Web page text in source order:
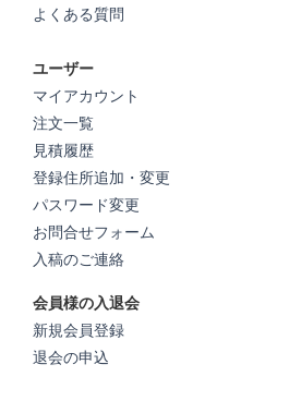
よくある質問
ユーザー
マイアカウント
注文一覧
見積履歴
登録住所追加・変更
パスワード変更
お問合せフォーム
入稿のご連絡
会員様の入退会
新規会員登録
退会の申込